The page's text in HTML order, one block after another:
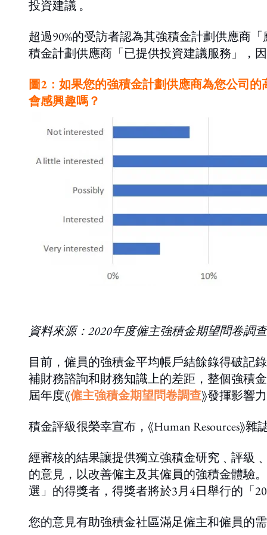
投資建議 。
超過90%的受訪者認為其強積金計劃供應商
積金計劃供應商「已提供投資建議服務」，
圖2：如果您的強積金計劃供應商為您公司
會感興趣嗎？
資料來源：2020年度僱主強積金期望問卷調查
目前，僱員的強積金平均帳戶結餘錄得破記
補財務諮詢和財務知識上的差距，整個強積
屆年度《僱主強積金期望問卷調查》發揮影響
積金評級很榮幸宣布，《Human Resources》雜
經審核的結果讓提供獨立強積金研究﹑評級
的意見，以改善僱主及其僱員的強積金體驗
選」的得獎者，得獎者將於3月4日舉行的「
您的意見有助強積金社區滿足僱主和僱員的